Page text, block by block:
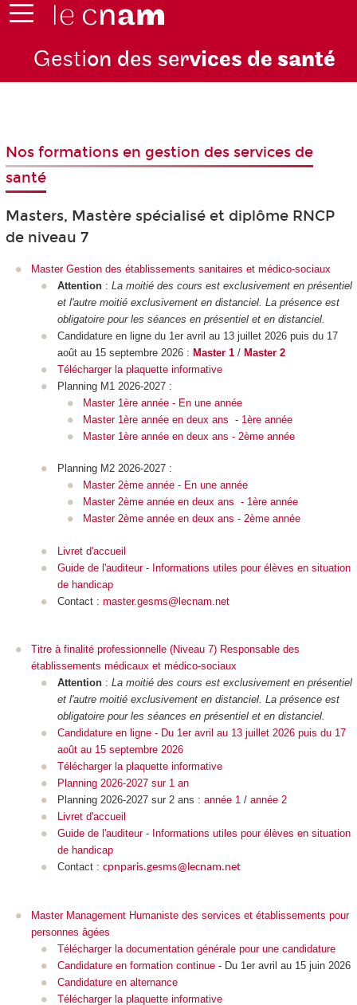
Gestion des services de santé
Nos formations en gestion des services de
santé
Masters, Mastère spécialisé et diplôme RNCP
de niveau 7
Master Gestion des établissements sanitaires et médico-sociaux
Attention: La moitié des cours est exclusivement en présentiel
et l'autre moitié exclusivement en distanciel. La présence est
obligatoire pour les séances en présentiel et en distanciel.
Candidature en ligne du 1er avril au 13 juillet 2026 puis du 17
août au 15 septembre 2026 : Master 1/ Master 2
Télécharger la plaquette informative
Planning M1 2026-2027 :
Master 1ère année - En une année
Master 1ère année en deux ans - 1ère année
Master 1ère année en deux ans - 2ème année
Planning M2 2026-2027 :
Master 2ème année - En une année
Master 2ème année en deux ans - 1ère année
Master 2ème année en deux ans - 2ème année
Livret d'accueil
Guide de l'auditeur- Informations utiles pour élèves en situation
de handicap
Contact : master.gesms@lecnam.net
Titre à finalité professionnelle (Niveau 7) Responsable des
établissements médicaux et médico-sociaux
Attention: La moitié des cours est exclusivement en présentiel
et l'autre moitié exclusivement en distanciel. La présence est
obligatoire pour les séances en présentiel et en distanciel.
Candidature en ligne - Du 1er avril au 13 juillet 2026 puis du 17
août au 15 septembre 2026
Télécharger la plaquette informative
Planning 2026-2027 sur 1 an
Planning 2026-2027 sur 2 ans : année 1 / année 2
Livret d'accueil
Guide de l'auditeur- Informations utiles pour élèves en situation
de handicap
Contact : cpnparis.gesms@lecnam.net
Master Management Humaniste des services et établissements pour
personnes âgées
Télécharger la documentation générale pour une candidature
Candidature en formation continue- Du 1er avril au 15 juin 2026
Candidature en alternance
Télécharger la plaquette informative